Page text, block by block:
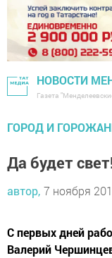
НОВОСТИ
Газета
ГОРОД И
Да будет
автор, 7 ноября
С первых дней
Валерий